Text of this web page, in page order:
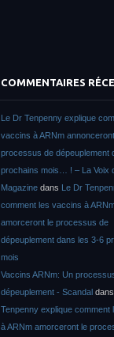
COMMENTAIRES
Le Dr Tenpenny explique
vaccins à ARNm
processus de dépeuplement
prochains mois… ! – La Voix
Magazine dans Le Dr
comment les vaccins à
amorceront le processus de
dépeuplement dans les 3-6
mois
Vaccins ARNm: Un
dépeuplement - Scandal dans
Tenpenny explique comment
à ARNm amorceront le